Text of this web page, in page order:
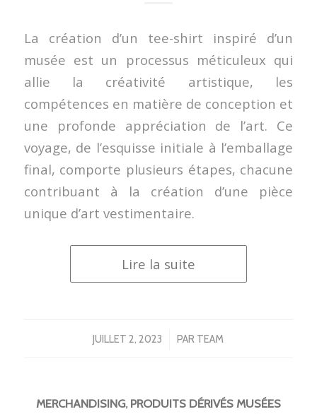
La création d’un tee-shirt inspiré d’un
musée est un processus méticuleux qui
allie la créativité artistique, les
compétences en matière de conception et
une profonde appréciation de l’art. Ce
voyage, de l’esquisse initiale à l’emballage
final, comporte plusieurs étapes, chacune
contribuant à la création d’une pièce
unique d’art vestimentaire.
Lire la suite
JUILLET 2, 2023
/ PAR TEAM
MERCHANDISING, PRODUITS DÉRIVÉS MUSÉES